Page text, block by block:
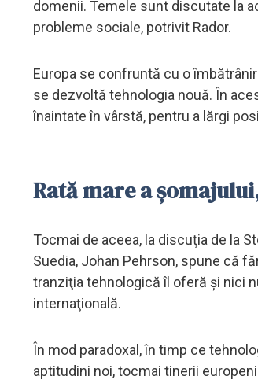
domenii. Temele sunt discutate la
probleme sociale, potrivit Rador.
Europa se confruntă cu o
se dezvoltă tehnologia nouă. În
înaintate în vârstă, pentru a lărgi
Rată mare a
Tocmai de aceea, la discuţia de la
Suedia, Johan Pehrson, spune că
tranziţia tehnologică îl oferă şi nici
internaţională.
În mod paradoxal, în timp ce
aptitudini noi, tocmai tinerii